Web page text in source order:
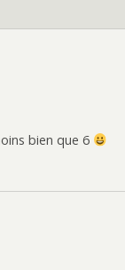
bien que 6